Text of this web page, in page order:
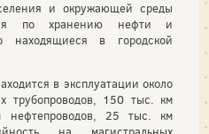
и окружающей среды
по хранению нефти и
находящиеся в городской
в эксплуатации около
трубопроводов, 150 тыс. км
нефтепроводов, 25 тыс. км